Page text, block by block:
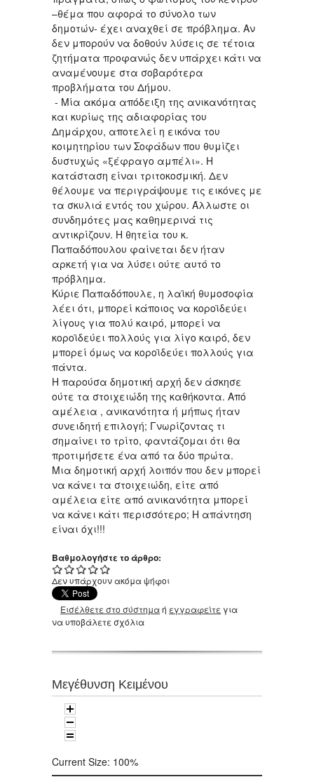
–θέμα που αφορά το σύνολο των
δημοτών- έχει αναχθεί σε πρόβλημα. Αν
δεν μπορούν να δοθούν λύσεις σε τέτοια
ζητήματα προφανώς δεν υπάρχει κάτι να
αναμένουμε στα σοβαρότερα
προβλήματα του Δήμου.
- Μία ακόμα απόδειξη της ανικανότητας
και κυρίως της αδιαφορίας του
Δημάρχου, αποτελεί η εικόνα του
κοιμητηρίου των Σοφάδων που θυμίζει
δυστυχώς «ξέφραγο αμπέλι». Η
κατάσταση είναι τριτοκοσμική. Δεν
θέλουμε να περιγράψουμε τις εικόνες με
τα σκυλιά εντός του χώρου. Άλλωστε οι
συνδημότες μας καθημερινά τις
αντικρίζουν. Η θητεία του κ.
Παπαδόπουλου φαίνεται δεν ήταν
αρκετή για να λύσει ούτε αυτό το
πρόβλημα.
Κύριε Παπαδόπουλε, η λαϊκή θυμοσοφία
λέει ότι, μπορεί κάποιος να κοροϊδεύει
λίγους για πολύ καιρό, μπορεί να
κοροϊδεύει πολλούς για λίγο καιρό, δεν
μπορεί όμως να κοροϊδεύει πολλούς για
πάντα.
Η παρούσα δημοτική αρχή δεν άσκησε
ούτε τα στοιχειώδη της καθήκοντα. Από
αμέλεια , ανικανότητα ή μήπως ήταν
συνειδητή επιλογή; Γνωρίζοντας τι
σημαίνει το τρίτο, φαντάζομαι ότι θα
προτιμήσετε ένα από τα δύο πρώτα.
Μια δημοτική αρχή λοιπόν που δεν μπορεί
να κάνει τα στοιχειώδη, είτε από
αμέλεια είτε από ανικανότητα μπορεί
να κάνει κάτι περισσότερο; Η απάντηση
είναι όχι!!!
Βαθμολογήστε το άρθρο:
Δεν υπάρχουν ακόμα ψήφοι
Εισέλθετε στο σύστημαή εγγραφείτε για
να υποβάλετε σχόλια
Μεγέθυνση Κειμένου
Current Size: 100%